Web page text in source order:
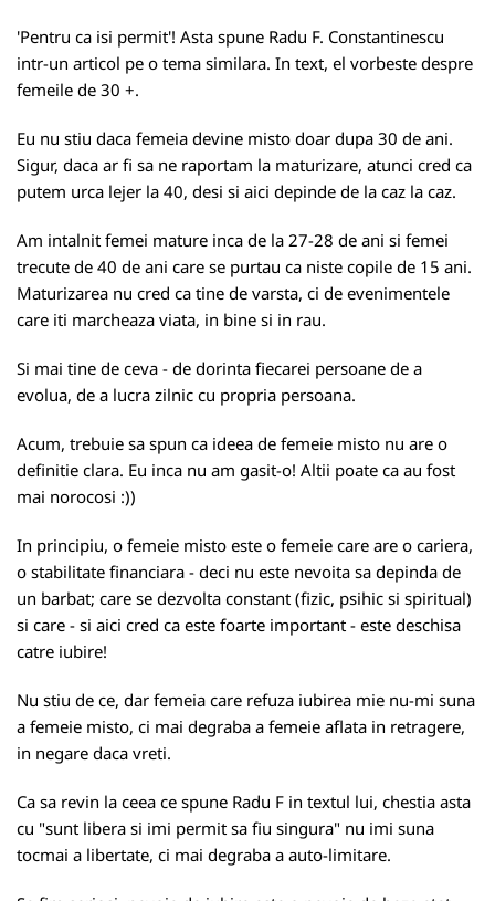
'Pentru ca isi permit'! Asta spune Radu F. Constantinescu
intr-un articol pe o tema similara. In text, el vorbeste despre
femeile de 30 +.
Eu nu stiu daca femeia devine misto doar dupa 30 de ani.
Sigur, daca ar fi sa ne raportam la maturizare, atunci cred ca
putem urca lejer la 40, desi si aici depinde de la caz la caz.
Am intalnit femei mature inca de la 27-28 de ani si femei
trecute de 40 de ani care se purtau ca niste copile de 15 ani.
Maturizarea nu cred ca tine de varsta, ci de evenimentele
care iti marcheaza viata, in bine si in rau.
Si mai tine de ceva - de dorinta fiecarei persoane de a
evolua, de a lucra zilnic cu propria persoana.
Acum, trebuie sa spun ca ideea de femeie misto nu are o
definitie clara. Eu inca nu am gasit-o! Altii poate ca au fost
mai norocosi :))
In principiu, o femeie misto este o femeie care are o cariera,
o stabilitate financiara - deci nu este nevoita sa depinda de
un barbat; care se dezvolta constant (fizic, psihic si spiritual)
si care - si aici cred ca este foarte important - este deschisa
catre iubire!
Nu stiu de ce, dar femeia care refuza iubirea mie nu-mi suna
a femeie misto, ci mai degraba a femeie aflata in retragere,
in negare daca vreti.
Ca sa revin la ceea ce spune Radu F in textul lui, chestia asta
cu "sunt libera si imi permit sa fiu singura" nu imi suna
tocmai a libertate, ci mai degraba a auto-limitare.